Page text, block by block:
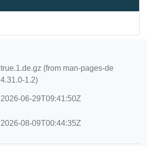
true.1.de.gz (from man-pages-de
4.31.0-1.2)
2026-06-29T09:41:50Z
2026-08-09T00:44:35Z